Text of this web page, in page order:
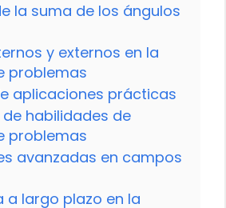
la suma de los ángulos
y externos en la
problemas
aplicaciones prácticas
habilidades de
problemas
avanzadas en campos
a largo plazo en la